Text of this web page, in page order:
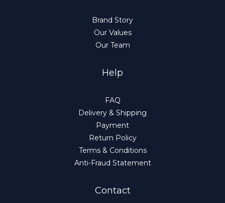
Brand Story
Our Values
Our Team
Help
FAQ
Delivery & Shipping
Payment
Return Policy
Terms & Conditions
Anti-Fraud Statement
Contact